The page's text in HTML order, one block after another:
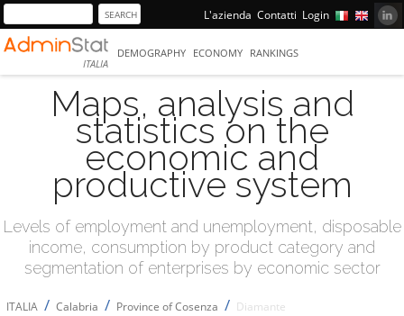
L'azienda Contatti Login
ITALIA
DEMOGRAPHY ECONOMY RANKINGS
Maps, analysis and
statistics on the
economic and
productive system
Levels of employment and unemployment, disposable
income, consumption by product category and
segmentation of enterprises by economic sector
ITALIA / Calabria / Province of Cosenza / Diamante